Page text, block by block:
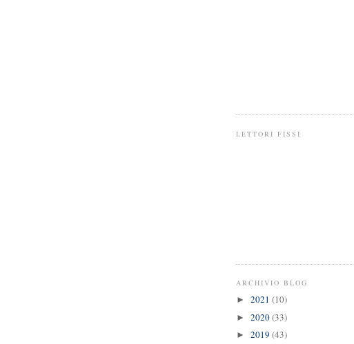
LETTORI FISSI
ARCHIVIO BLOG
► 2021 (10)
► 2020(33)
► 2019 (43)